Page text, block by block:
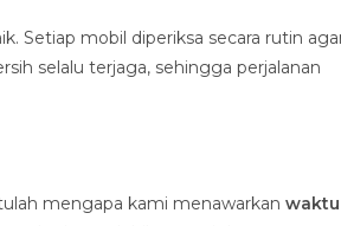
Setiap mobil diperiksa secara rutin
selalu terjaga, sehingga perjalanan
mengapa kami menawarkan waktu